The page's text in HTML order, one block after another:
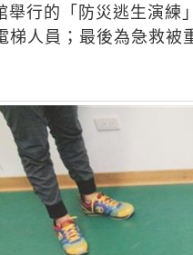
舉行的「防災逃生演
梯人員；最後為急救被